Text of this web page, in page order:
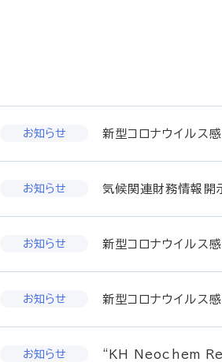
新型コロナウイルス
気候関連財務情報開
新型コロナウイルス
新型コロナウイルス
“KH Neochem